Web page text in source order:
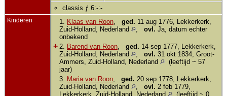
classis ƒ 6:-:-
Kinderen 1. Klaas van Roon, ged. 11 aug 1776, Lekkerkerk,
Zuid-Holland, Nederland
, ovl. Ja, datum echter
onbekend
+ 2. Barend van Roon, ged. 14 sep 1777, Lekkerkerk,
Zuid-Holland, Nederland
, ovl. 31 okt 1834, Groot-
Ammers, Zuid-Holland, Nederland
(leeftijd ~ 57
jaar)
3. Maria van Roon, ged. 20 sep 1778, Lekkerkerk,
Zuid-Holland, Nederland
, ovl. 2 feb 1779,
Lekkerkerk, Zuid-Holland, Nederland
(leeftijd ~ 0